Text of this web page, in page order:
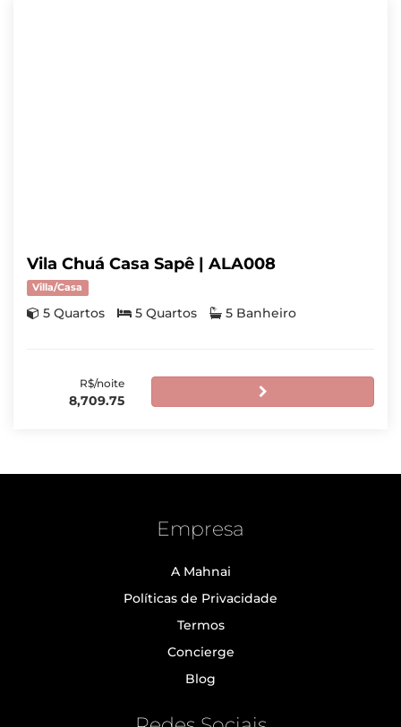
Vila Chuá Casa Sapê | ALA008
Villa/Casa
5 Quartos 5 Quartos 5 Banheiro
R$/noite
8,709.75
Empresa
A Mahnai
Políticas de Privacidade
Termos
Concierge
Blog